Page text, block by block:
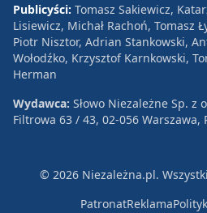
Publicyści: Tomasz Sakiewicz,
Lisiewicz, Michał Rachoń, Tomasz
Piotr Nisztor, Adrian Stankowski,
Wołodźko, Krzysztof Karnkowski,
Herman
Wydawca: Słowo Niezależne Sp. z
Filtrowa 63 / 43, 02-056 Warszawa,
© 2026 Niezależna.pl.
PatronatReklama